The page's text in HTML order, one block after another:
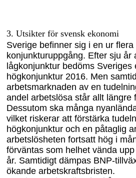
3. Utsikter för svensk ekonomi
Sverige befinner sig i en ur
konjunkturuppgång. Efter sju år
lågkonjunktur bedöms Sveriges
högkonjunktur 2016. Men
arbetsmarknaden av en
andel arbetslösa står allt längre
Dessutom ska många
vilket riskerar att förstärka
högkonjunktur och en påtaglig
arbetslösheten fortsatt hög i
förväntas som helhet vända
år. Samtidigt dämpas BNP-
ökande arbetskraftsbristen.